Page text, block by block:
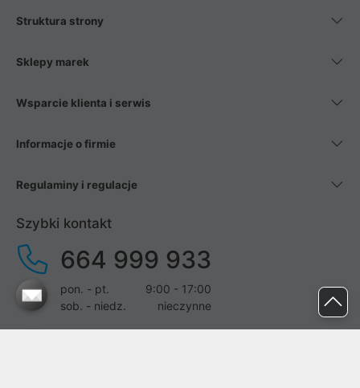
Struktura strony
Sklepy marek
Wsparcie klienta i serwis
Informacje o firmie
Regulaminy i regulacje
Szybki kontakt
664 999 933
pon. - pt.
9:00 - 17:00
sob. - niedz.
nieczynne